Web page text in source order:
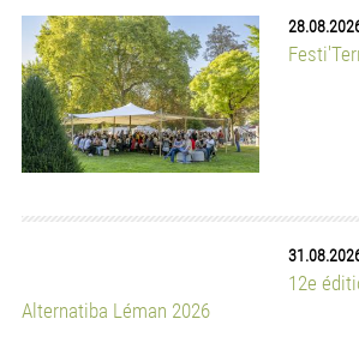
APRÈS-Ge accueille 8 nouvelles structures membres
22.06.2026
Utilisation des salles communes de la Ciguë
2026 – août 2027)